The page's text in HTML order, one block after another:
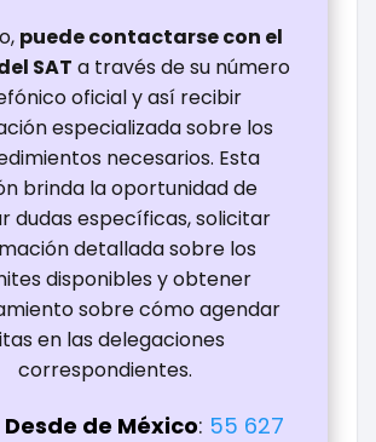
puede contactarse con el
SAT a través de su número
oficial y así recibir
especializada sobre los
necesarios. Esta
brinda la oportunidad de
dudas específicas, solicitar
detallada sobre los
disponibles y obtener
sobre cómo agendar
en las delegaciones
correspondientes.
Desde de México: 55 627